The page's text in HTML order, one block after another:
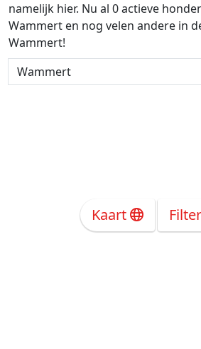
namelijk hier. Nu al 0 actieve
Wammert en nog velen andere in
Wammert!
Kaart